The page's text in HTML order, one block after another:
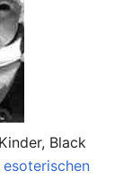
Black
esoterischen